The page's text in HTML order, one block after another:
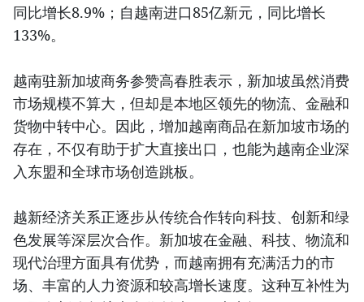
同比增长8.9%；自越南进口85亿新元，同比增长
133%。
越南驻新加坡商务参赞高春胜表示，新加坡虽然消费
市场规模不算大，但却是本地区领先的物流、金融和
货物中转中心。因此，增加越南商品在新加坡市场的
存在，不仅有助于扩大直接出口，也能为越南企业深
入东盟和全球市场创造跳板。
越新经济关系正逐步从传统合作转向科技、创新和绿
色发展等深层次合作。新加坡在金融、科技、物流和
现代治理方面具有优势，而越南拥有充满活力的市
场、丰富的人力资源和较高增长速度。这种互补性为